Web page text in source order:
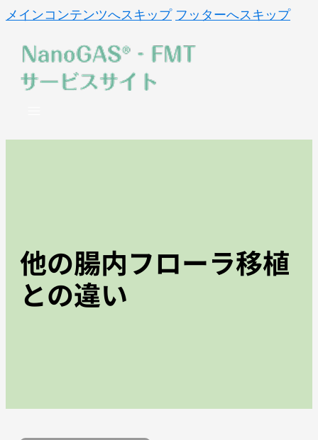
メインコンテンツへスキップ フッターへスキップ
他の腸内フローラ移植
との違い